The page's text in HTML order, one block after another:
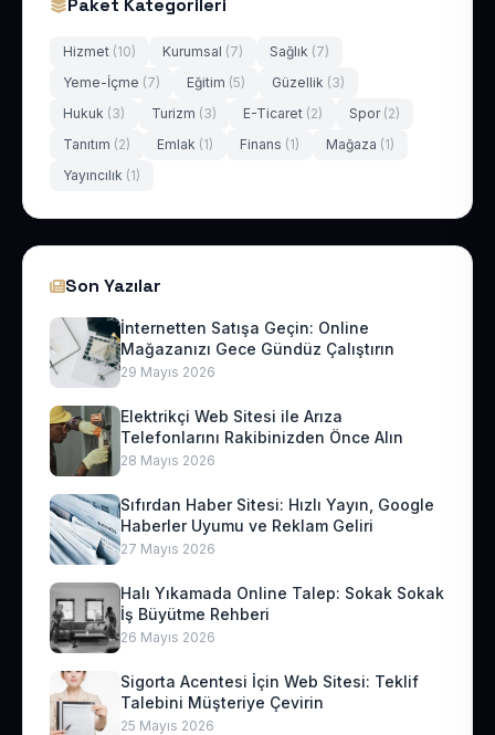
Paket Kategorileri
Hizmet (10) Kurumsal (7) Sağlık (7)
Yeme-İçme (7) Eğitim (5) Güzellik (3)
Hukuk (3) Turizm (3) E-Ticaret (2) Spor (2)
Tanıtım (2) Emlak (1) Finans (1) Mağaza (1)
Yayıncılık (1)
Son Yazılar
İnternetten Satışa Geçin: Online
Mağazanızı Gece Gündüz Çalıştırın
29 Mayıs 2026
Elektrikçi Web Sitesi ile Arıza
Telefonlarını Rakibinizden Önce Alın
28 Mayıs 2026
Sıfırdan Haber Sitesi: Hızlı Yayın, Google
Haberler Uyumu ve Reklam Geliri
27 Mayıs 2026
Halı Yıkamada Online Talep: Sokak Sokak
İş Büyütme Rehberi
26 Mayıs 2026
Sigorta Acentesi İçin Web Sitesi: Teklif
Talebini Müşteriye Çevirin
25 Mayıs 2026